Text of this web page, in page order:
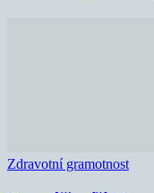
Zdravotní gramotnost